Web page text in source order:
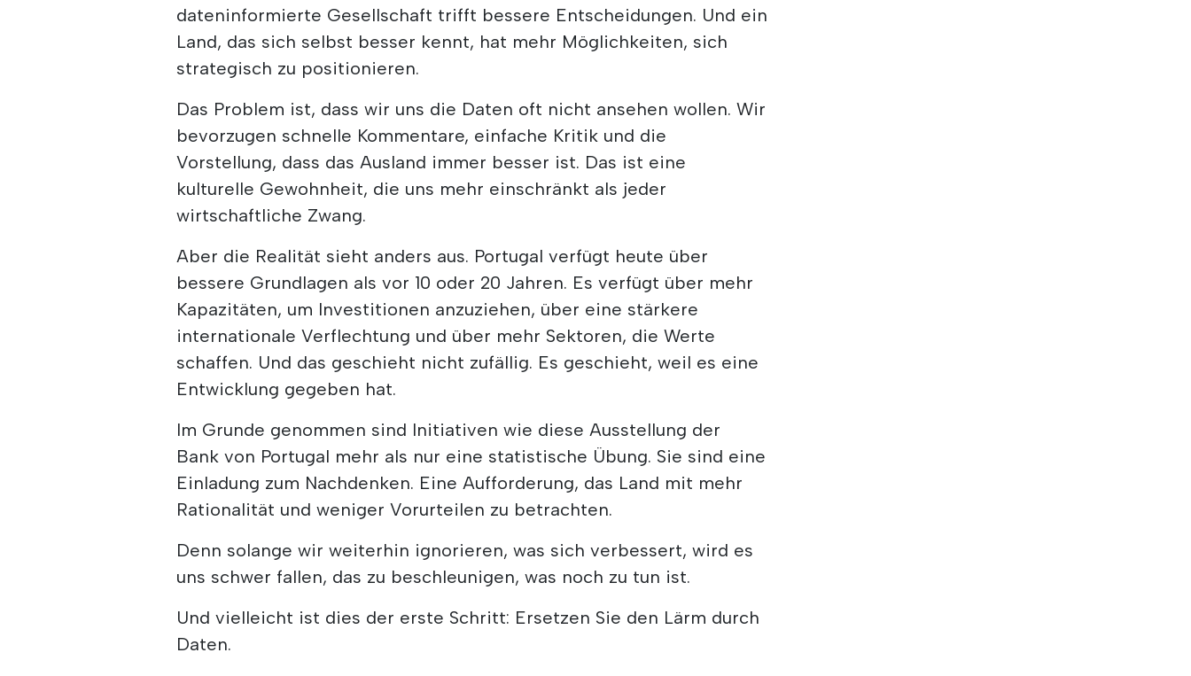
dateninformierte Gesellschaft trifft bessere Entscheidungen. Und ein
Land, das sich selbst besser kennt, hat mehr Möglichkeiten, sich
strategisch zu positionieren.
Das Problem ist, dass wir uns die Daten oft nicht ansehen wollen. Wir
bevorzugen schnelle Kommentare, einfache Kritik und die
Vorstellung, dass das Ausland immer besser ist. Das ist eine
kulturelle Gewohnheit, die uns mehr einschränkt als jeder
wirtschaftliche Zwang.
Aber die Realität sieht anders aus. Portugal verfügt heute über
bessere Grundlagen als vor 10 oder 20 Jahren. Es verfügt über mehr
Kapazitäten, um Investitionen anzuziehen, über eine stärkere
internationale Verflechtung und über mehr Sektoren, die Werte
schaffen. Und das geschieht nicht zufällig. Es geschieht, weil es eine
Entwicklung gegeben hat.
Im Grunde genommen sind Initiativen wie diese Ausstellung der
Bank von Portugal mehr als nur eine statistische Übung. Sie sind eine
Einladung zum Nachdenken. Eine Aufforderung, das Land mit mehr
Rationalität und weniger Vorurteilen zu betrachten.
Denn solange wir weiterhin ignorieren, was sich verbessert, wird es
uns schwer fallen, das zu beschleunigen, was noch zu tun ist.
Und vielleicht ist dies der erste Schritt: Ersetzen Sie den Lärm durch
Daten.